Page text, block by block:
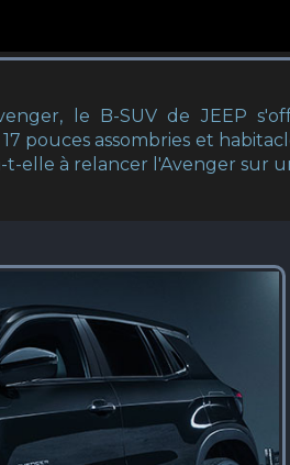
le B-SUV de JEEP
pouces assombries et
elle à relancer l'Avenger sur